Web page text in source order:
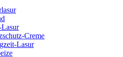
Creme
Lasur